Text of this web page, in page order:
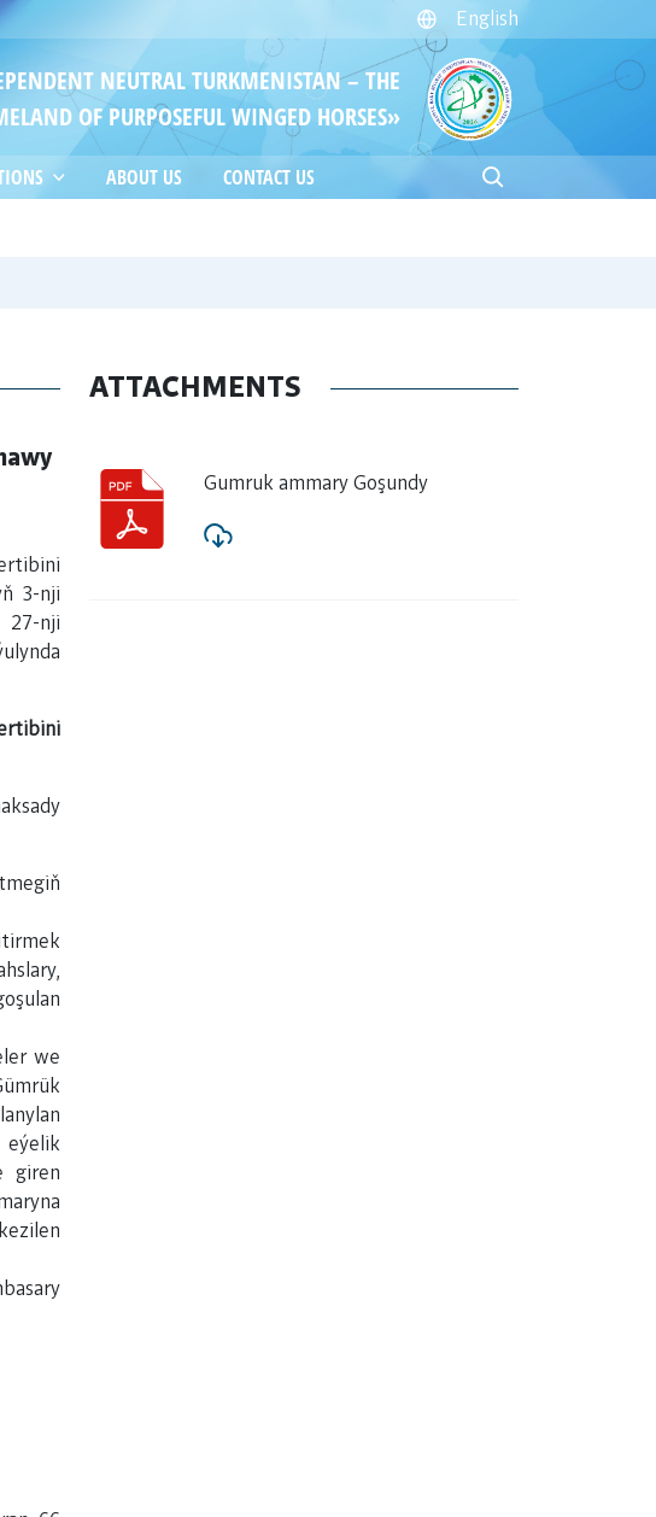
English
NEUTRAL TURKMENISTAN – THE
OF PURPOSEFUL WINGED HORSES»
ABOUT US CONTACT US
3-nji
27-nji
we
eýelik
giren
ATTACHMENTS
Gumruk ammary Goşundy